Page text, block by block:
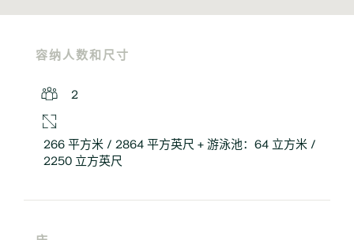
容纳人数和尺寸
2
266 平方米 / 2864 平方英尺 + 游泳池：64 立方米 /
2250 立方英尺